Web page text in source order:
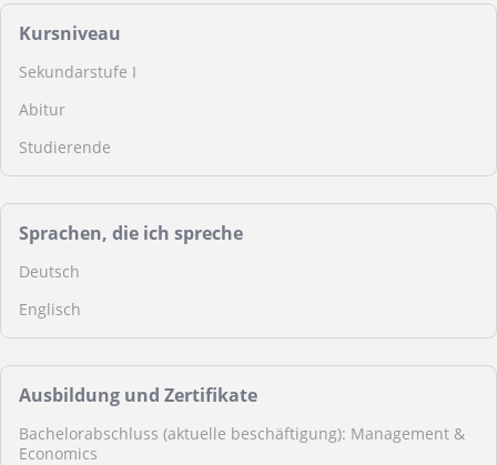
Kursniveau
Sekundarstufe I
Abitur
Studierende
Sprachen, die ich spreche
Deutsch
Englisch
Ausbildung und Zertifikate
Bachelorabschluss (aktuelle beschäftigung): Management &
Economics